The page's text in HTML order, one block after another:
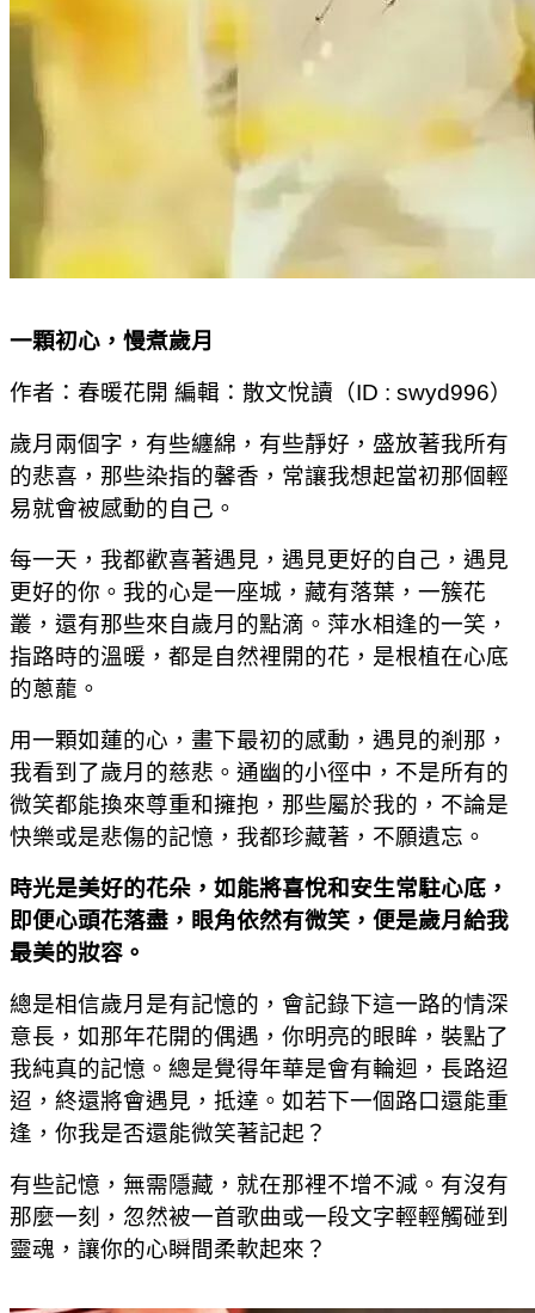
一顆初心，慢煮歲月
作者：春暖花開 編輯：散文悅讀（ID : swyd996）
歲月兩個字，有些纏綿，有些靜好，盛放著我所有
的悲喜，那些染指的馨香，常讓我想起當初那個輕
易就會被感動的自己。
每一天，我都歡喜著遇見，遇見更好的自己，遇見
更好的你。我的心是一座城，藏有落葉，一簇花
叢，還有那些來自歲月的點滴。萍水相逢的一笑，
指路時的溫暖，都是自然裡開的花，是根植在心底
的蔥蘢。
用一顆如蓮的心，畫下最初的感動，遇見的剎那，
我看到了歲月的慈悲。通幽的小徑中，不是所有的
微笑都能換來尊重和擁抱，那些屬於我的，不論是
快樂或是悲傷的記憶，我都珍藏著，不願遺忘。
時光是美好的花朵，如能將喜悅和安生常駐心底，
即便心頭花落盡，眼角依然有微笑，便是歲月給我
最美的妝容。
總是相信歲月是有記憶的，會記錄下這一路的情深
意長，如那年花開的偶遇，你明亮的眼眸，裝點了
我純真的記憶。總是覺得年華是會有輪迴，長路迢
迢，終還將會遇見，抵達。如若下一個路口還能重
逢，你我是否還能微笑著記起？
有些記憶，無需隱藏，就在那裡不增不減。有沒有
那麼一刻，忽然被一首歌曲或一段文字輕輕觸碰到
靈魂，讓你的心瞬間柔軟起來？